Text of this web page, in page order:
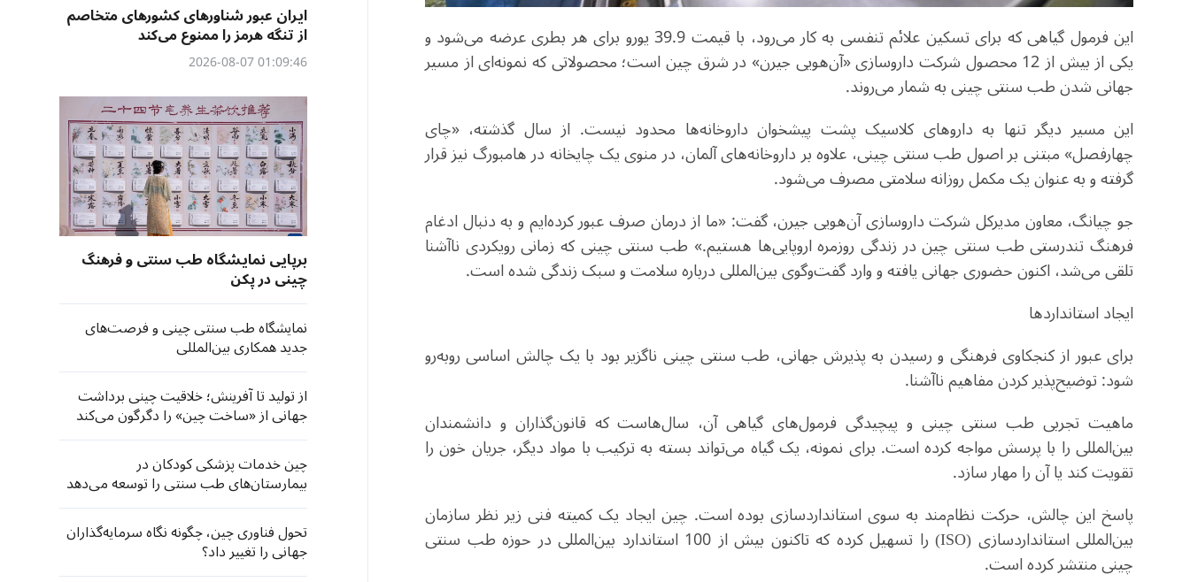
این فرمول گیاهی که برای تسکین علائم تنفسی به کار می‌رود، با قیمت 39.9 یورو برای هر بطری عرضه می‌شود و
یکی از بیش از 12 محصول شرکت داروسازی «آن‌هویی جیرن» در شرق چین است؛ محصولاتی که نمونه‌ای از مسیر
جهانی شدن طب سنتی چینی به شمار می‌روند.
این مسیر دیگر تنها به داروهای کلاسیک پشت پیشخوان داروخانه‌ها محدود نیست. از سال گذشته، «چای
چهارفصل» مبتنی بر اصول طب سنتی چینی، علاوه بر داروخانه‌های آلمان، در منوی یک چایخانه در هامبورگ نیز قرار
گرفته و به عنوان یک مکمل روزانه سلامتی مصرف می‌شود.
جو چیانگ، معاون مدیرکل شرکت داروسازی آن‌هویی جیرن، گفت: «ما از درمان صرف عبور کرده‌ایم و به دنبال ادغام
فرهنگ تندرستی طب سنتی چین در زندگی روزمره اروپایی‌ها هستیم.» طب سنتی چینی که زمانی رویکردی ناآشنا
تلقی می‌شد، اکنون حضوری جهانی یافته و وارد گفت‌وگوی بین‌المللی درباره سلامت و سبک زندگی شده است.
ایجاد استانداردها
برای عبور از کنجکاوی فرهنگی و رسیدن به پذیرش جهانی، طب سنتی چینی ناگزیر بود با یک چالش اساسی روبه‌رو
شود: توضیح‌پذیر کردن مفاهیم ناآشنا.
ماهیت تجربی طب سنتی چینی و پیچیدگی فرمول‌های گیاهی آن، سال‌هاست که قانون‌گذاران و دانشمندان
بین‌المللی را با پرسش مواجه کرده است. برای نمونه، یک گیاه می‌تواند بسته به ترکیب با مواد دیگر، جریان خون را
تقویت کند یا آن را مهار سازد.
پاسخ این چالش، حرکت نظام‌مند به سوی استانداردسازی بوده است. چین ایجاد یک کمیته فنی زیر نظر سازمان
بین‌المللی استانداردسازی (ISO) را تسهیل کرده که تاکنون بیش از 100 استاندارد بین‌المللی در حوزه طب سنتی
چینی منتشر کرده است.
ایران عبور شناورهای کشورهای متخاصم
از تنگه هرمز را ممنوع می‌کند
01:09:46 2026-08-07
برپایی نمایشگاه طب سنتی و فرهنگ
چینی در پکن
نمایشگاه طب سنتی چینی و فرصت‌های
جدید همکاری بین‌المللی
از تولید تا آفرینش؛ خلاقیت چینی برداشت
جهانی از «ساخت چین» را دگرگون می‌کند
چین خدمات پزشکی کودکان در
بیمارستان‌های طب سنتی را توسعه می‌دهد
تحول فناوری چین، چگونه نگاه سرمایه‌گذاران
جهانی را تغییر داد؟